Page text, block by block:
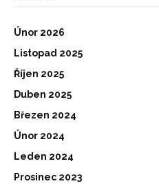
Únor 2026
Listopad 2025
Říjen 2025
Duben 2025
Březen 2024
Únor 2024
Leden 2024
Prosinec 2023